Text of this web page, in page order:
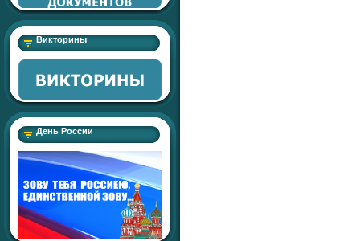
Викторины
День России